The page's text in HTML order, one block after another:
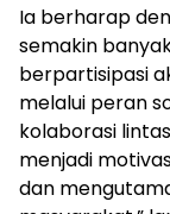
Ia berharap
semakin
berpartisipasi
melalui peran
kolaborasi
menjadi
dan